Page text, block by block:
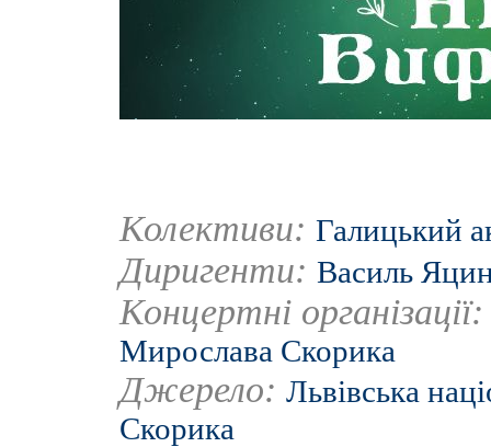
Колективи: Галицький
Диригенти: Василь
Концертні
Мирослава Скорика
Джерело: Львівська
Скорика